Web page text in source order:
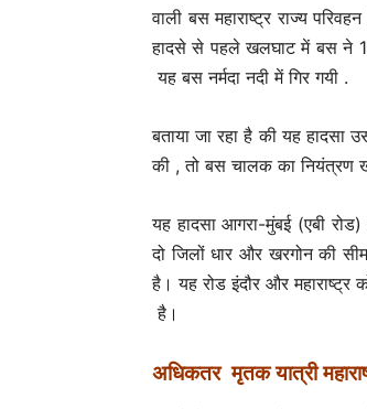
वाली बस महाराष्ट्र राज्य
हादसे से पहले खलघाट में बस ने
यह बस नर्मदा नदी में गिर गयी .
बताया जा रहा है की यह
की , तो बस चालक का नियंत्रण
यह हादसा आगरा-मुंबई (एबी
दो जिलों धार और खरगोन की
है। यह रोड इंदौर और
है।
अधिकतर मृतक यात्री